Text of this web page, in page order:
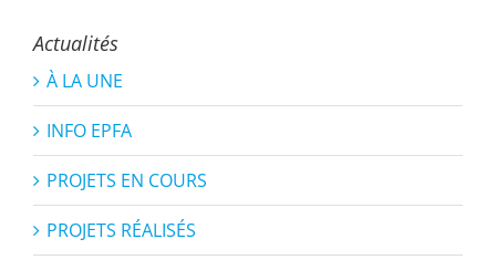
Actualités
À LA UNE
INFO EPFA
PROJETS EN COURS
PROJETS RÉALISÉS